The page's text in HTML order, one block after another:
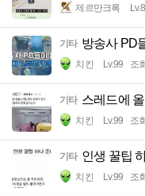
제르만크록
기타 방송사 PD
치킨 Lv.99 조
기타 스레드에
치킨 Lv.99 조
기타 인생 꿀팁
치킨 Lv.99 조